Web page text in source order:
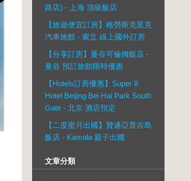
路店) - 上海 頂級飯店
【旅遊便宜訂房】格勞斯克里克
汽車旅館 - 索立 線上國外訂房
【分享訂房】曼谷可倫姆飯店 -
曼谷 預訂旅館限時優惠
【Hotels訂房優惠】Super 8
Hotel Beijing Bei Hai Park South
Gate - 北京 酒店預定
【二度蜜月出國】贊邁亞普吉島
飯店 - Kamala 親子出國
文章分類